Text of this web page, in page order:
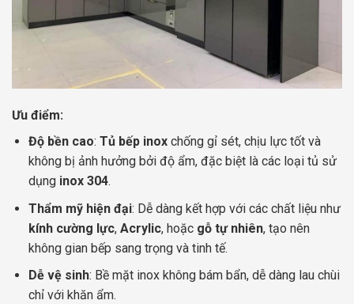
Ưu điểm:
Độ bền cao: Tủ bếp inoxchống gỉ sét, chịu lực tốt và
không bị ảnh hưởng bởi độ ẩm, đặc biệt là các loại tủ sử
dụng inox 304.
Thẩm mỹ hiện đại: Dễ dàng kết hợp với các chất liệu như
kính cường lực, Acrylic, hoặc gỗ tự nhiên, tạo nên
không gian bếp sang trọng và tinh tế.
Dễ vệ sinh: Bề mặt inox không bám bẩn, dễ dàng lau chùi
chỉ với khăn ẩm.